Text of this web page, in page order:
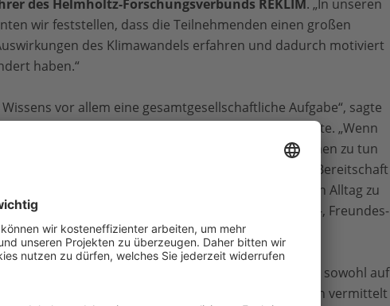
des Helmholtz-Forschungsverbunds REKLIM. „In unseren
wir feststellen, dass die Teilnehmenden einen großen
des Klimawandels erfahren und dadurch motiviert
haben.“
vor allem eine gesamtgesellschaftliche Aufgabe“, sagte
, welche das Projekt wissenschaftlich begleitete. „Wenn
anbieten, dann muss das auch mit den Menschen zu tun
Begleitforschung hat gezeigt, dass eine große Bereitschaft
klimaschützende Lebensstile nicht nur in den Alltag zu
Und diese Erfahrungen geben sie im Familien-, Freundes-
bemerkenswert.“
was die Ursachen und Folgen der Klimakrise sowohl auf
Ebene sind, sowie konkrete Handlungskompetenzen vermittelt